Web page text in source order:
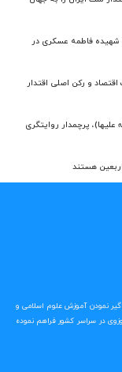
شهیده فاطمه عسکری در
و رکن اصلی اقتدار
پرچمدار روایتگری
هستند
نمودن آموزش علوم اسلامی و
در سراسر کشور فراهم نموده